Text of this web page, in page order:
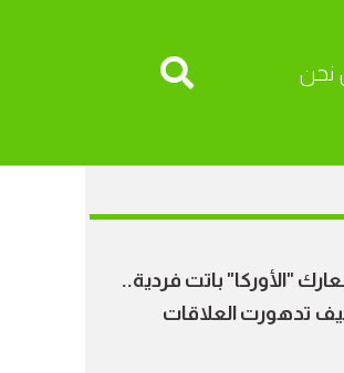
نحن
"الأوركا" باتت فردية..
تدهورت العلاقات